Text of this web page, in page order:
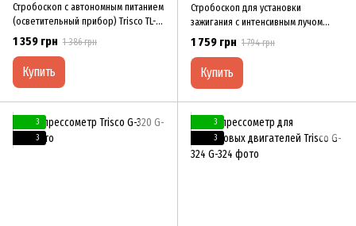
Стробоскоп с автономным питанием
(осветительный прибор) Trisco TL-
1100
1 359 грн 1 386 грн
Купить
Стробоскоп для установки
зажигания с интенсивным лучом
Trisco TL-2200
1 759 грн 1 794 грн
Купить
3
3
3
3